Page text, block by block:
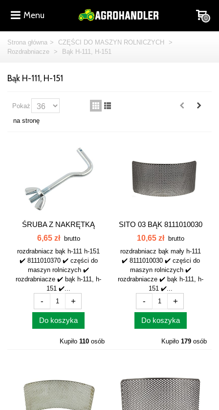
Menu 0
Strona główna > CZĘŚCI DO MASZYN ROLNICZYCH
>
Rozdrabniacze
> Bąk H-111, H-151
Bąk H-111, H-151
Pokaż
na stronę
ŚRUBA Z NAKRĘTKĄ
MOTYLKOWĄ BĄK...
6,65 zł
brutto
rozdrabniacz bąk h-111 h-151
✔️ 8111010370 ✔️ części do
maszyn rolniczych ✔️
rozdrabniacze ✔️ bąk h-111, h-
151 ✔️...
- +
Do koszyka
Kupiło 110 osób
SITO 03 BĄK 8111010030
10,65 zł
brutto
rozdrabniacz bąk mały h-111
✔️ 8111010030 ✔️ części do
maszyn rolniczych ✔️
rozdrabniacze ✔️ bąk h-111, h-
151 ✔️...
- +
Do koszyka
Kupiło 179 osób